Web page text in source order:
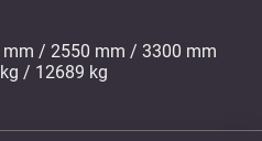
/ 2550 mm / 3300 mm
/ 12689 kg